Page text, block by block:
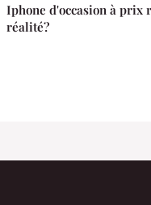
Iphone d'occasion à prix
réalité?